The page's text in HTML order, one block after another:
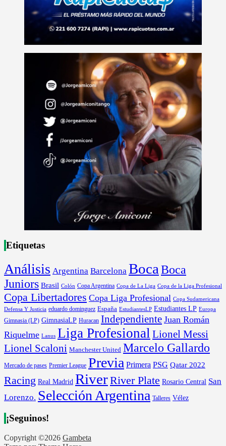
Etiquetas
Análisis Argentina Barcelona Boca Boca
Juniors Brasil Colón Copa Argentina Copa de La Liga Copa de la Liga Profesional
Copa Libertadores Copa Liga Profesional Copa Sudamericana
Defensa Y Justicia eduardo dominguez España EstudiantesLP Estudiantes LP Europa
Gimnasia (LP) GimnasiaLP Huracan Independiente Juan Román
Riquelme Lanus Liga Profesional Lionel Messi
Lionel Scaloni Manchester United Marcelo Gallardo
Mercado de pases Premier League Previa Primera PSG Qatar 2022
Racing Real Madrid RiverRiver Plate Rosario Central San
Lorenzo. Selección Argentina Talleres Vélez
¡Seguinos!
Copyright ©2026 Gambeta